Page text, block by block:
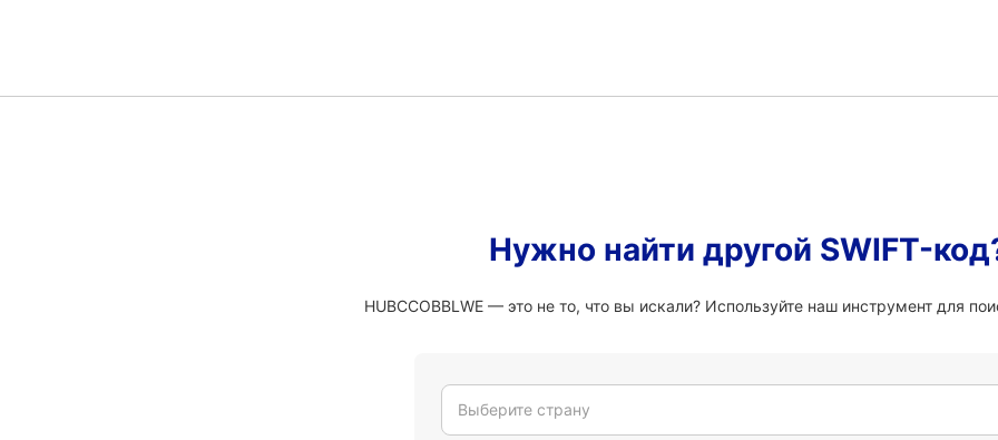
Нужно найти другой SWIFT-
HUBCCOBBLWE — это не то, что вы искали? Используйте наш инструмент для
Выберите страну